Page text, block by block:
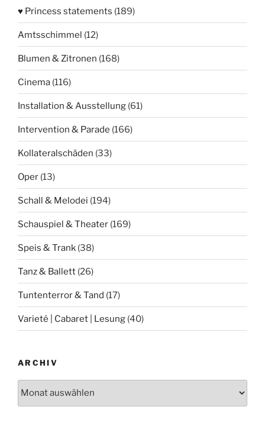
♥ Princess statements (189)
Amtsschimmel (12)
Blumen & Zitronen (168)
Cinema (116)
Installation & Ausstellung (61)
Intervention & Parade (166)
Kollateralschäden (33)
Oper (13)
Schall & Melodei (194)
Schauspiel & Theater (169)
Speis & Trank (38)
Tanz & Ballett (26)
Tuntenterror & Tand (17)
Varieté | Cabaret | Lesung (40)
ARCHIV